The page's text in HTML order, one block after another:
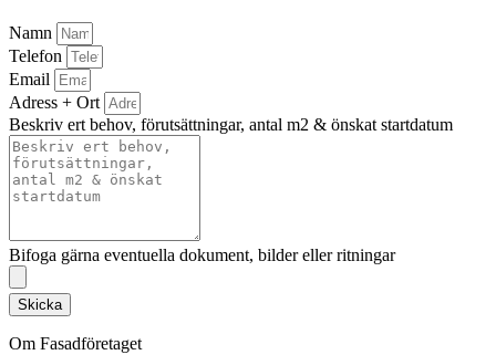
Namn
Telefon
Email
Adress + Ort
Beskriv ert behov, förutsättningar, antal m2 & önskat startdatum
Bifoga gärna eventuella dokument, bilder eller ritningar
Skicka
Om Fasadföretaget